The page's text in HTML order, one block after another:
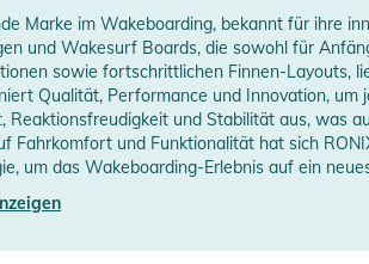
Marke im Wakeboarding, bekannt für ihre
und Wakesurf Boards, die sowohl für
sowie fortschrittlichen Finnen-Layouts,
Qualität, Performance und Innovation,
Reaktionsfreudigkeit und Stabilität aus, was
Fahrkomfort und Funktionalität hat sich
um das Wakeboarding-Erlebnis auf ein